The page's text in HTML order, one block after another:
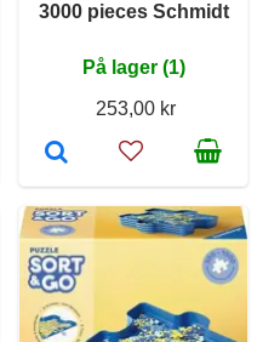
3000 pieces Schmidt
På lager (1)
253,00 kr